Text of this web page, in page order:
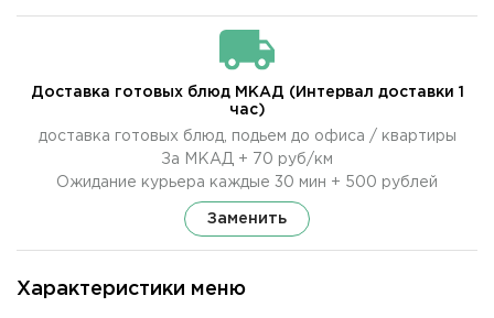
Характеристики меню
Доставка готовых блюд МКАД (Интервал доставки 1
час)
доставка готовых блюд, подьем до офиса / квартиры
За МКАД + 70 руб/км
Ожидание курьера каждые 30 мин + 500 рублей
Заменить